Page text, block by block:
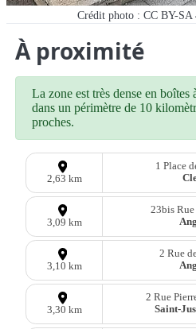
Crédit photo : CC BY-SA
À proximité
La zone est très dense en
dans un périmètre de 10
proches.
2,63 km
1 Place
3,09 km
23bis
3,10 km
2 Rue
3,30 km
2 Rue
Saint-